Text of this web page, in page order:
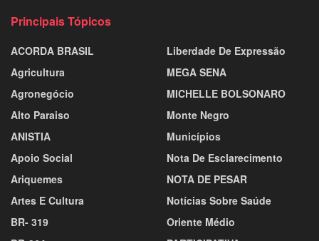
Principais Tópicos
ACORDA BRASIL
Agricultura
Agronegócio
Alto Paraiso
ANISTIA
Apoio Social
Ariquemes
Artes E Cultura
BR- 319
Liberdade De Expressão
MEGA SENA
MICHELLE BOLSONARO
Monte Negro
Municípios
Nota De Esclarecimento
NOTA DE PESAR
Notícias Sobre Saúde
Oriente Médio